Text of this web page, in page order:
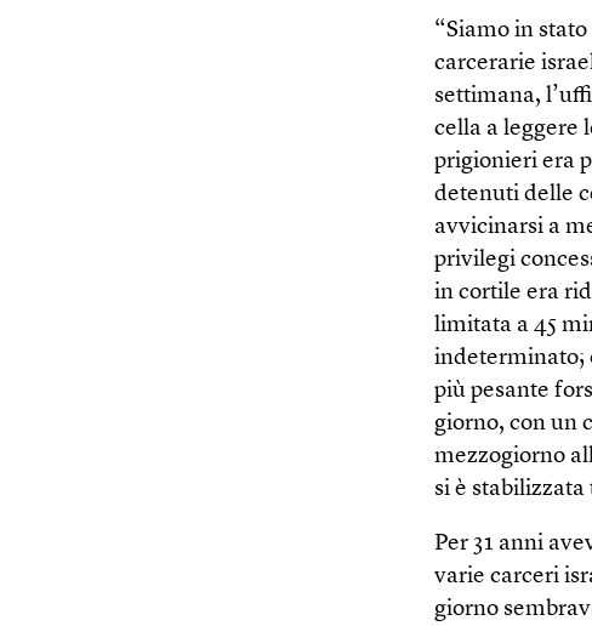
“Siamo in
carcerarie
settimana,
cella a leggere
prigionieri era
detenuti delle
avvicinarsi a
privilegi
in cortile era
limitata a 45
indeterminato;
più pesante
giorno, con un
mezzogiorno
si è
Per 31 anni
varie carceri
giorno